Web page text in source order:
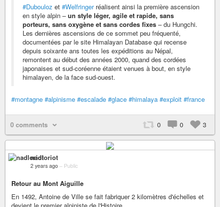
#Dubouloz et #Welfringerréalisent ainsi la première ascension
en style alpin –un style léger, agile et rapide, sans
porteurs, sans oxygène et sans cordes fixes – du Hungchi.
Les dernières ascensions de ce sommet peu fréquenté,
documentées par le site Himalayan Database qui recense
depuis soixante ans toutes les expéditions au Népal,
remontent au début des années 2000, quand des cordées
japonaises et sud-coréenne étaient venues à bout, en style
himalayen, de la face sud-ouest.
#montagne #alpinisme #escalade #glace #himalaya #exploit #france
0 comments 0 0 3
nadloriot
2 years ago – Public
Retour au Mont Aiguille
En 1492, Antoine de Ville se fait fabriquer 2 kilomètres d'échelles et